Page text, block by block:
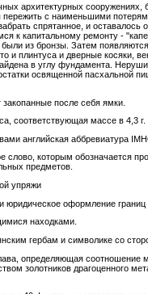
архитектурных
с наименьшими
спрятанное, и
к капитальному ремонту -
из бронзы. Затем
и плинтуса и дверные косяки,
в углу фундамента.
освященной пасхальной
после себя ямки.
соответствующая массе в 4,3 г.
английская аббревиатура
которым обозначается
предметов.
упряжи
юридическое оформление
находками.
гербам и символике со
определяющая соотношение
золотников драгоценного